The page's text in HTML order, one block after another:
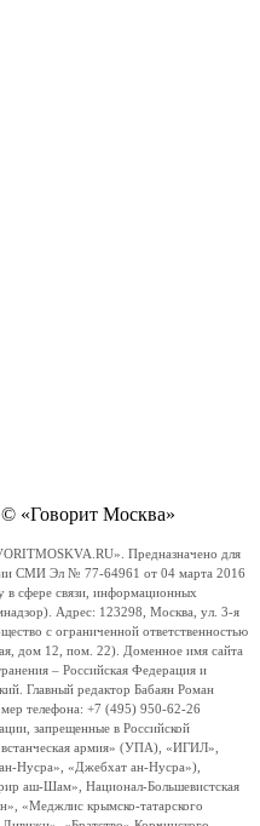
«Говорит Москва»
Предназначено для
СМИ Эл № 77-64961 от 04 марта 2016
в сфере связи, информационных
Адрес: 123298, Москва, ул. 3-я
с ограниченной ответственностью
дом 12, пом. 22). Доменное имя сайта
– Российская Федерация и
Главный редактор Бабаян Роман
телефона: +7 (495) 950-62-26
запрещенные в Российской
армия» (УПА), «ИГИЛ»,
Нусра», «Джебхат ан-Нусра»),
аш-Шам», Национал-Большевистская
«Меджлис крымско-татарского